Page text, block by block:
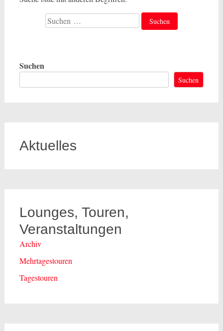
Suche
nach:
Suchen
Suchen
Aktuelles
Lounges, Touren,
Veranstaltungen
Archiv
Mehrtagestouren
Tagestouren